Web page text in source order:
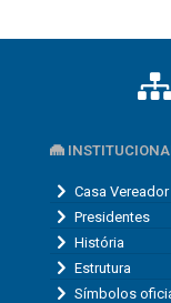
Casa
Presidentes
História
Estrutura
Símbolos